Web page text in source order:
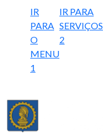
IR
PARA
O
MENU
1
IR PARA
SERVIÇOS
2